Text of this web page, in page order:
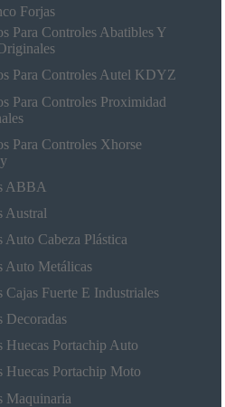
Forjas
Para Controles Abatibles Y
Para Controles Autel KDYZ
Para Controles Proximidad
Para Controles Xhorse
ABBA
Austral
Auto Cabeza Plástica
Auto Metálicas
Cajas Fuerte E Industriales
Decoradas
Huecas Portachip Auto
Huecas Portachip Moto
Maquinaria